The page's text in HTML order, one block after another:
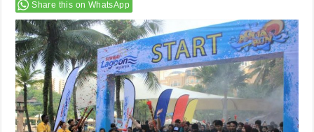
Share this on WhatsApp